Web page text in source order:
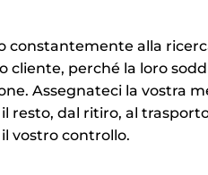
constantemente alla
cliente, perché la loro
Assegnateci la vostra
resto, dal ritiro, al
vostro controllo.